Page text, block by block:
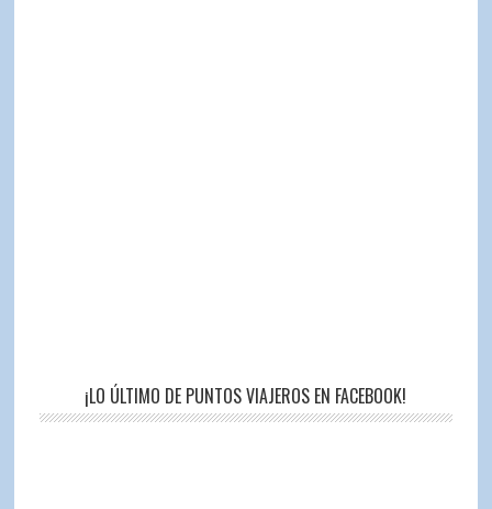
¡LO ÚLTIMO DE PUNTOS VIAJEROS EN FACEBOOK!